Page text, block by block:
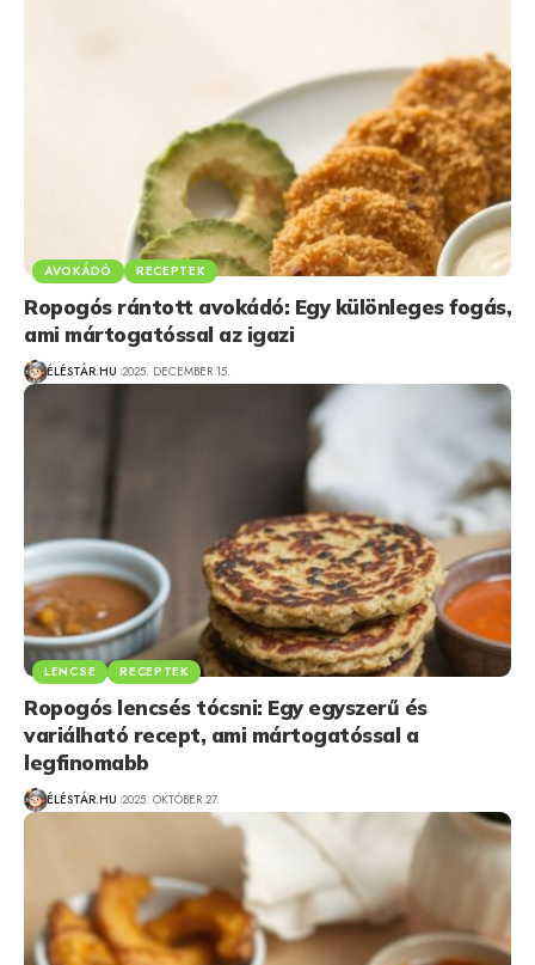
AVOKÁDÓ RECEPTEK
Ropogós rántott avokádó: Egy különleges fogás,
ami mártogatóssal az igazi
ÉLÉSTÁR.HU 2025. DECEMBER 15.
LENCSE RECEPTEK
Ropogós lencsés tócsni: Egy egyszerű és
variálható recept, ami mártogatóssal a
legfinomabb
ÉLÉSTÁR.HU 2025. OKTÓBER 27.